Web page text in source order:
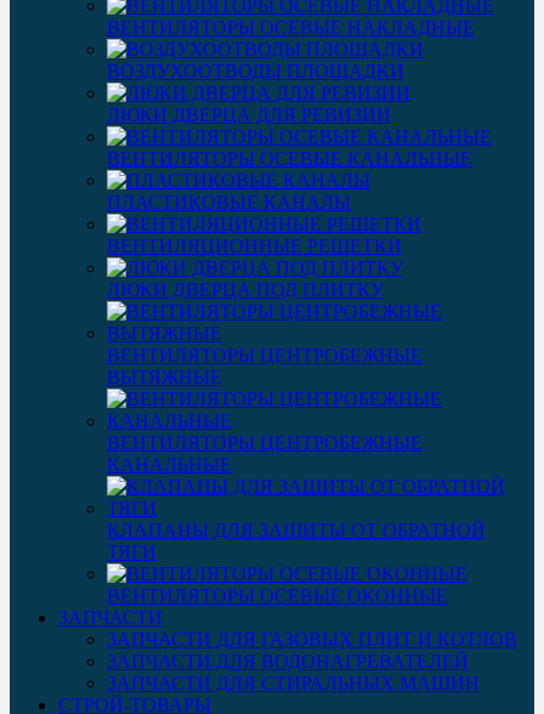
ВЕНТИЛЯТОРЫ ОСЕВЫЕ НАКЛАДНЫЕ
ВОЗДУХООТВОДЫ ПЛОЩАДКИ
ЛЮКИ ДВЕРЦА ДЛЯ РЕВИЗИИ
ВЕНТИЛЯТОРЫ ОСЕВЫЕ КАНАЛЬНЫЕ
ПЛАСТИКОВЫЕ КАНАЛЫ
ВЕНТИЛЯЦИОННЫЕ РЕШЕТКИ
ЛЮКИ ДВЕРЦА ПОД ПЛИТКУ
ВЕНТИЛЯТОРЫ ЦЕНТРОБЕЖНЫЕ
ВЫТЯЖНЫЕ
ВЕНТИЛЯТОРЫ ЦЕНТРОБЕЖНЫЕ
КАНАЛЬНЫЕ
КЛАПАНЫ ДЛЯ ЗАЩИТЫ ОТ ОБРАТНОЙ
ТЯГИ
ВЕНТИЛЯТОРЫ ОСЕВЫЕ ОКОННЫЕ
ЗАПЧАСТИ
ЗАПЧАСТИ ДЛЯ ГАЗОВЫХ ПЛИТ И КОТЛОВ
ЗАПЧАСТИ ДЛЯ ВОДОНАГРЕВАТЕЛЕЙ
ЗАПЧАСТИ ДЛЯ СТИРАЛЬНЫХ МАШИН
СТРОЙ-ТОВАРЫ